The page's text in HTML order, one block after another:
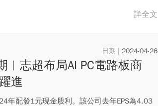
詳全文
2024-04-26
︱志超布局AI PC電路板商
進
年配發1元現金股利。該公司去年EPS為4.03